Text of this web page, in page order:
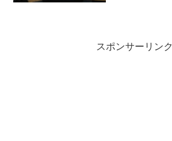
スポンサーリンク